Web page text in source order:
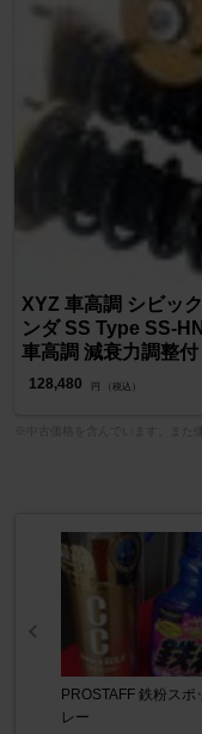
XYZ 車高調 シビッ
ンダ SS Type SS-
車高調 減衰力調整付
128,480 円 （税込）
PROSTAFF 鉄粉スポ
レー